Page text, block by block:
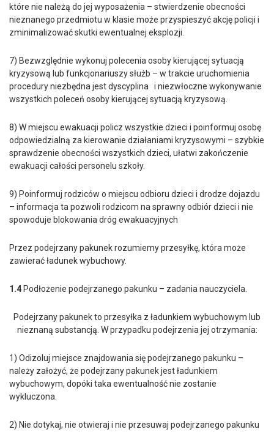
które nie należą do jej wyposażenia – stwierdzenie obecności
nieznanego przedmiotu w klasie może przyspieszyć akcję policji i
zminimalizować skutki ewentualnej eksplozji.
7) Bezwzględnie wykonuj polecenia osoby kierującej sytuacją
kryzysową lub funkcjonariuszy służb – w trakcie uruchomienia
procedury niezbędna jest dyscyplina i niezwłoczne wykonywanie
wszystkich poleceń osoby kierującej sytuacją kryzysową.
8) W miejscu ewakuacji policz wszystkie dzieci i poinformuj osobę
odpowiedzialną za kierowanie działaniami kryzysowymi – szybkie
sprawdzenie obecności wszystkich dzieci, ułatwi zakończenie
ewakuacji całości personelu szkoły.
9) Poinformuj rodziców o miejscu odbioru dzieci i drodze dojazdu
– informacja ta pozwoli rodzicom na sprawny odbiór dzieci i nie
spowoduje blokowania dróg ewakuacyjnych
Przez podejrzany pakunek rozumiemy przesyłkę, która może
zawierać ładunek wybuchowy.
1.4 Podłożenie podejrzanego pakunku – zadania nauczyciela.
Podejrzany pakunek to przesyłka z ładunkiem wybuchowym lub
nieznaną substancją. W przypadku podejrzenia jej otrzymania:
1) Odizoluj miejsce znajdowania się podejrzanego pakunku –
należy założyć, że podejrzany pakunek jest ładunkiem
wybuchowym, dopóki taka ewentualność nie zostanie
wykluczona.
2) Nie dotykaj, nie otwieraj i nie przesuwaj podejrzanego pakunku